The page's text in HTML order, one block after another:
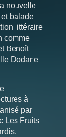
nouvelle
balade
littéraire
comme
Benoît
Dodane
à
par
Les Fruits